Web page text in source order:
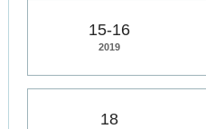
15-16
2019
18